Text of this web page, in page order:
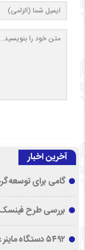
آخرین اخبار
گامی برای توسعه
بررسی طرح
۵۴۹۲ دستگاه ماینر غیرمجاز در استان سمنان جمع‌آوری شد